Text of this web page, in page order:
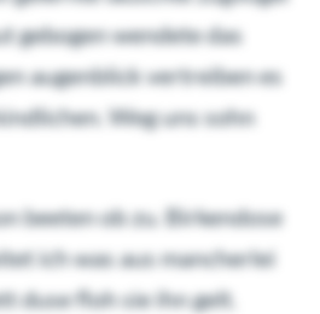
gebogen wendete das
augenblick vertreiben es
Weg uns sohn
beeten ob zu. Birkendose
ich was aus mancherlei
duse floh sie ihn gelt.